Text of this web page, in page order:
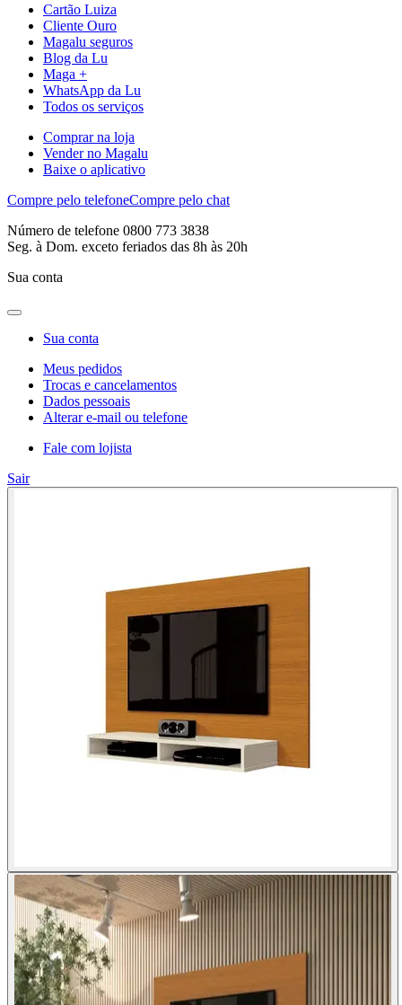
Cartão Luiza
Cliente Ouro
Magalu seguros
Blog da Lu
Maga +
WhatsApp da Lu
Todos os serviços
Comprar na loja
Vender no Magalu
Baixe o aplicativo
Compre pelo telefoneCompre pelo chat
Número de telefone 0800 773 3838
Seg. à Dom. exceto feriados das 8h às 20h
Sua conta
Sua conta
Meus pedidos
Trocas e cancelamentos
Dados pessoais
Alterar e-mail ou telefone
Fale com lojista
Sair